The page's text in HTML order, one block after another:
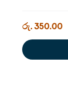
රු. 350.00